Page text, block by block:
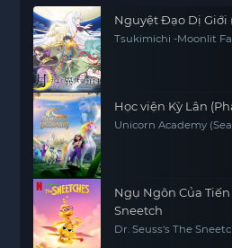
Nguyệt Đạo Dị Giới
Tsukimichi -Moonlit
Học viện Kỳ Lân
Unicorn Academy
Ngụ Ngôn Của
Sneetch
Dr. Seuss's The